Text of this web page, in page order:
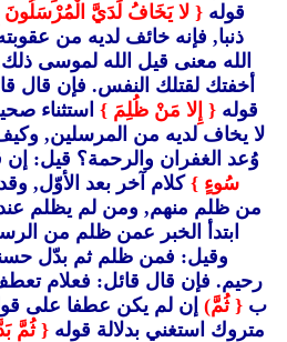
قوله { لا يَخَافُ لَدَيَّ
ذنبا, فإنه خائف لديه من
الله معنى قيل الله لموسى
أخفتك لقتلك النفس. فإن قال
قوله { إِلا مَنْ ظُلِمَ } استثناء
لا يخاف لديه من المرسلين,
وُعد الغفران والرحمة؟ قيل: إن
سُوءٍ } كلام آخر بعد الأوّل,
من ظلم منهم, ومن لم يظلم
ابتدأ الخبر عمن ظلم من
وقيل: فمن ظلم ثم بدّل
رحيم. فإن قال قائل: فعلام
ب { ثُمَّ) إن لم يكن عطفا على
متروك استغني بدلالة قوله { ثُمَّ